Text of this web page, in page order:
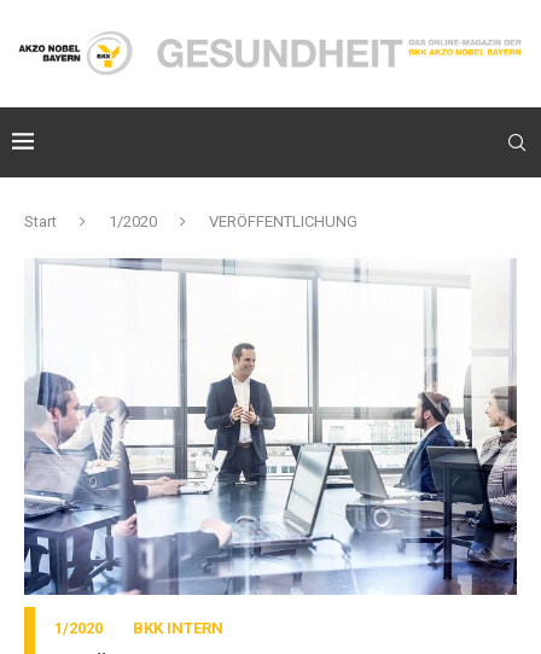
Start 1/2020 VERÖFFENTLICHUNG
1/2020 BKK INTERN